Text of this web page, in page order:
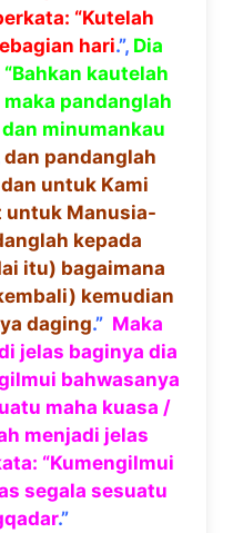
“Kutelah
hari.”, Dia
kautelah
pandanglah
minumankau
dan pandanglah
untuk Kami
untuk Manusia-
kepada
itu) bagaimana
kemudian
daging.” Maka
jelas baginya dia
bahwasanya
maha kuasa /
menjadi jelas
“Kumengilmui
segala sesuatu
.”